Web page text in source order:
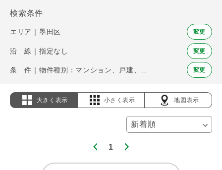
検索条件
エリア｜墨田区 変更
沿 線｜指定なし 変更
変更
大きく表示 小さく表示 地図表示
1